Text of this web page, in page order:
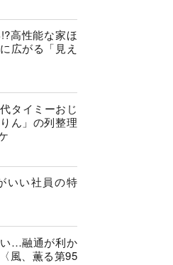
高性能な家ほ
広がる「見え
タイミーおじ
ん」の列整理
いい社員の特
…融通が利か
風、薫る第95